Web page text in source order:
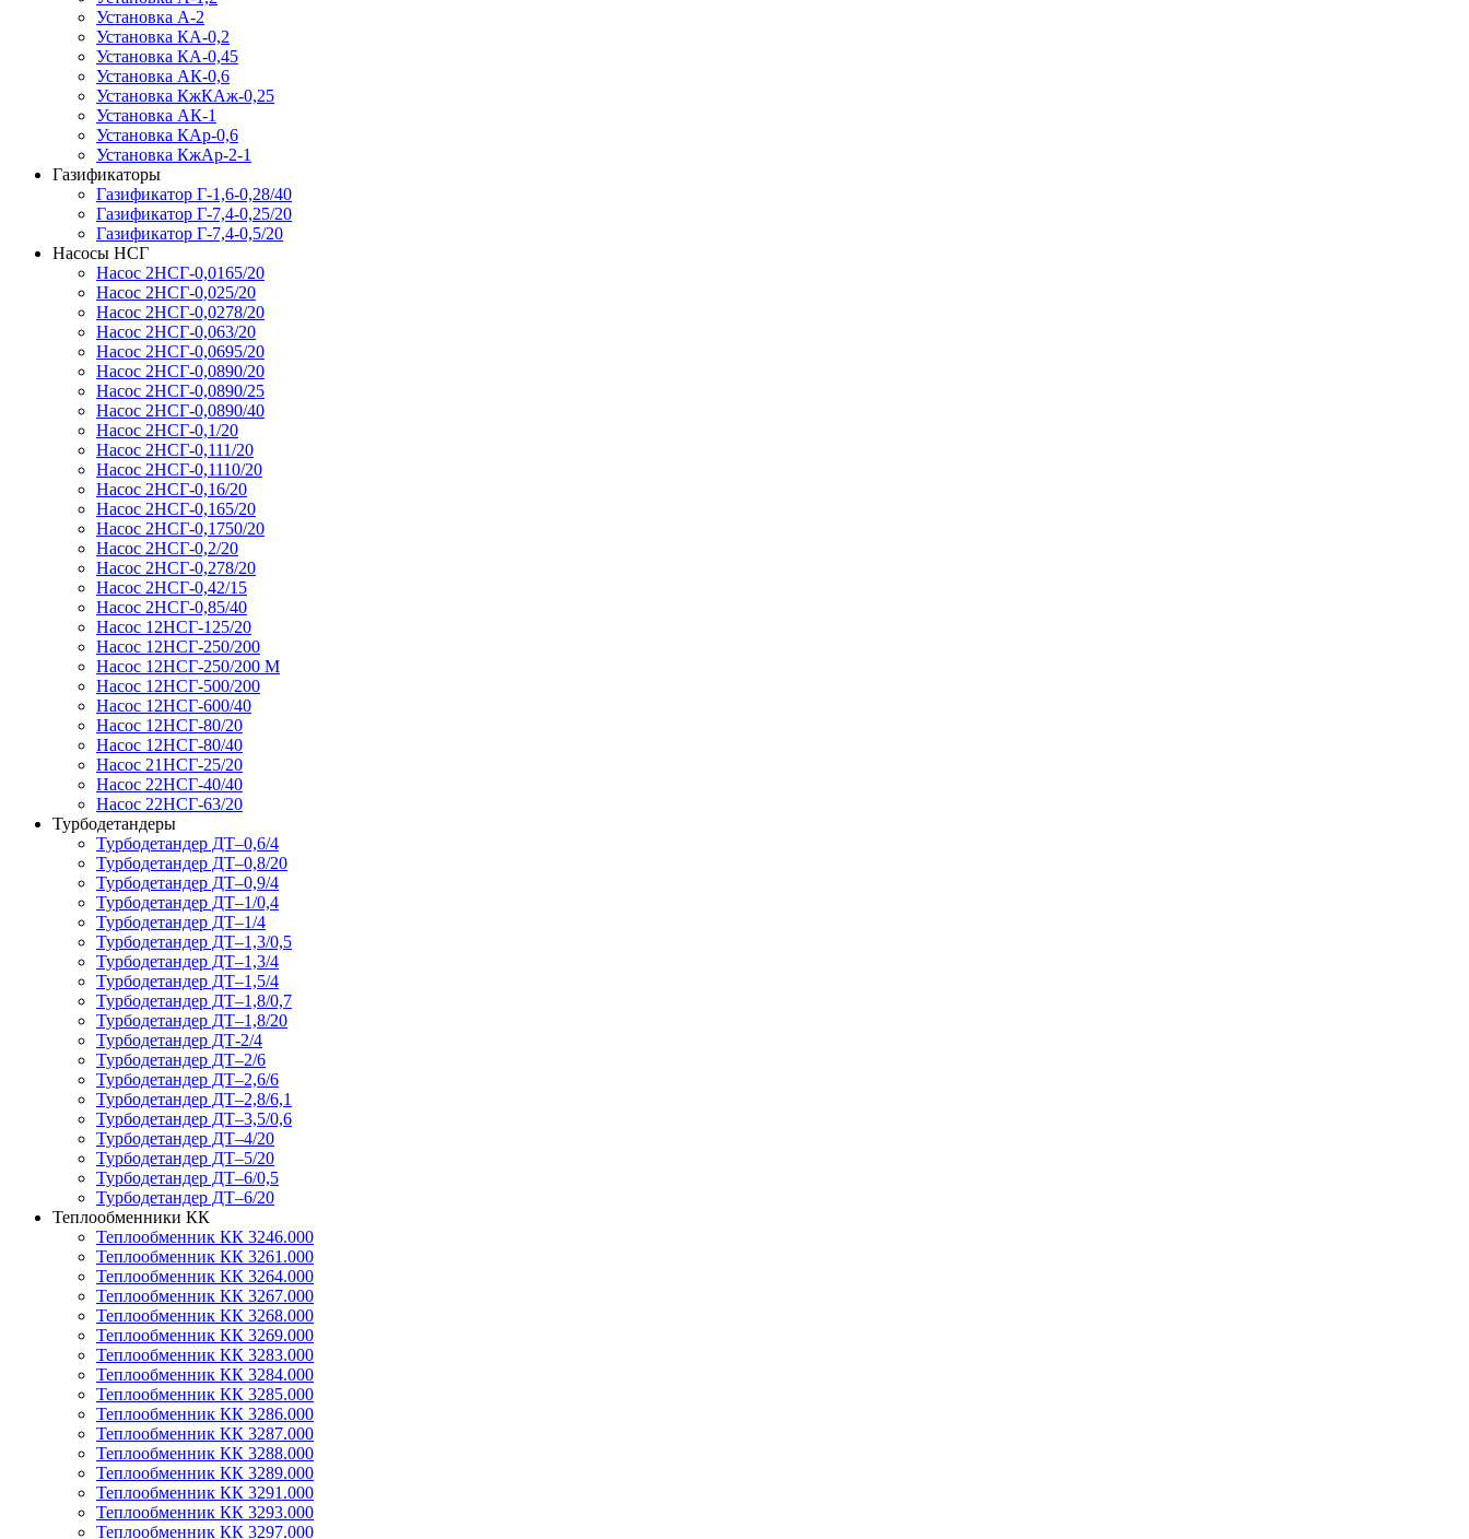
Установка А-2
Установка КА-0,2
Установка КА-0,45
Установка АК-0,6
Установка КжКАж-0,25
Установка АК-1
Установка КАр-0,6
Установка КжАр-2-1
Газификаторы
Газификатор Г-1,6-0,28/40
Газификатор Г-7,4-0,25/20
Газификатор Г-7,4-0,5/20
Насосы НСГ
Насос 2НСГ-0,0165/20
Насос 2НСГ-0,025/20
Насос 2НСГ-0,0278/20
Насос 2НСГ-0,063/20
Насос 2НСГ-0,0695/20
Насос 2НСГ-0,0890/20
Насос 2НСГ-0,0890/25
Насос 2НСГ-0,0890/40
Насос 2НСГ-0,1/20
Насос 2НСГ-0,111/20
Насос 2НСГ-0,1110/20
Насос 2НСГ-0,16/20
Насос 2НСГ-0,165/20
Насос 2НСГ-0,1750/20
Насос 2НСГ-0,2/20
Насос 2НСГ-0,278/20
Насос 2НСГ-0,42/15
Насос 2НСГ-0,85/40
Насос 12НСГ-125/20
Насос 12НСГ-250/200
Насос 12НСГ-250/200 М
Насос 12НСГ-500/200
Насос 12НСГ-600/40
Насос 12НСГ-80/20
Насос 12НСГ-80/40
Насос 21НСГ-25/20
Насос 22НСГ-40/40
Насос 22НСГ-63/20
Турбодетандеры
Турбодетандер ДТ–0,6/4
Турбодетандер ДТ–0,8/20
Турбодетандер ДТ–0,9/4
Турбодетандер ДТ–1/0,4
Турбодетандер ДТ–1/4
Турбодетандер ДТ–1,3/0,5
Турбодетандер ДТ–1,3/4
Турбодетандер ДТ–1,5/4
Турбодетандер ДТ–1,8/0,7
Турбодетандер ДТ–1,8/20
Турбодетандер ДТ-2/4
Турбодетандер ДТ–2/6
Турбодетандер ДТ–2,6/6
Турбодетандер ДТ–2,8/6,1
Турбодетандер ДТ–3,5/0,6
Турбодетандер ДТ–4/20
Турбодетандер ДТ–5/20
Турбодетандер ДТ–6/0,5
Турбодетандер ДТ–6/20
Теплообменники КК
Теплообменник КК 3246.000
Теплообменник КК 3261.000
Теплообменник КК 3264.000
Теплообменник КК 3267.000
Теплообменник КК 3268.000
Теплообменник КК 3269.000
Теплообменник КК 3283.000
Теплообменник КК 3284.000
Теплообменник КК 3285.000
Теплообменник КК 3286.000
Теплообменник КК 3287.000
Теплообменник КК 3288.000
Теплообменник КК 3289.000
Теплообменник КК 3291.000
Теплообменник КК 3293.000
Теплообменник КК 3297.000